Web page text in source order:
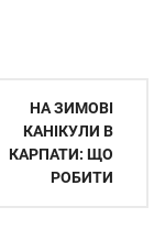
НА ЗИМОВІ
КАНІКУЛИ В
КАРПАТИ: ЩО
РОБИТИ